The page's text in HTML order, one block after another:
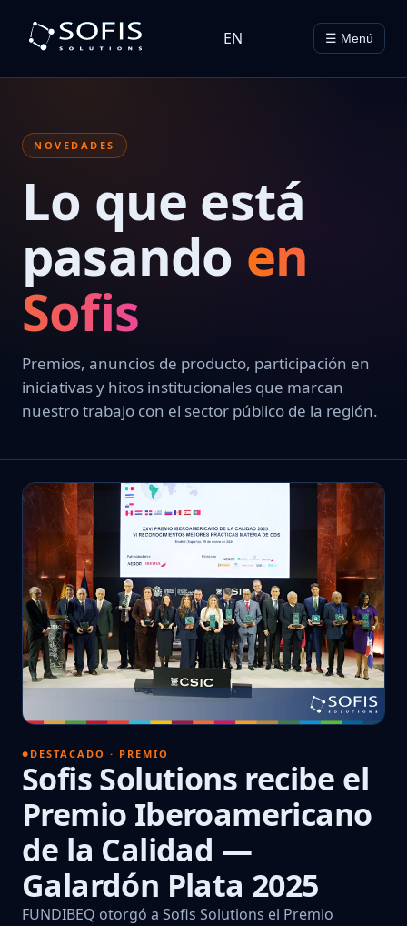
EN ☰ Menú
NOVEDADES
Lo que está
pasando en
Sofis
Premios, anuncios de producto, participación en
iniciativas y hitos institucionales que marcan
nuestro trabajo con el sector público de la región.
DESTACADO · PREMIO
Sofis Solutions recibe el
Premio Iberoamericano
de la Calidad —
Galardón Plata 2025
FUNDIBEQ otorgó a Sofis Solutions el Premio